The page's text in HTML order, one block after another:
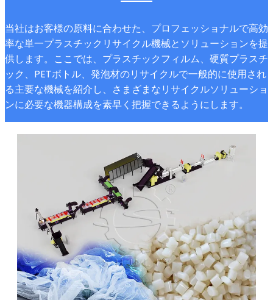
当社はお客様の原料に合わせた、プロフェッショナルで高効
率な単一プラスチックリサイクル機械とソリューションを提
供します。ここでは、プラスチックフィルム、硬質プラスチ
ック、PETボトル、発泡材のリサイクルで一般的に使用され
る主要な機械を紹介し、さまざまなリサイクルソリューショ
ンに必要な機器構成を素早く把握できるようにします。